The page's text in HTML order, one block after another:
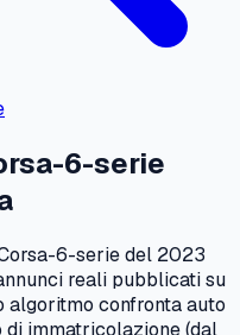
6-serie
6-seriedel 2023
reali pubblicati su
algoritmo confronta auto
immatricolazione (dal